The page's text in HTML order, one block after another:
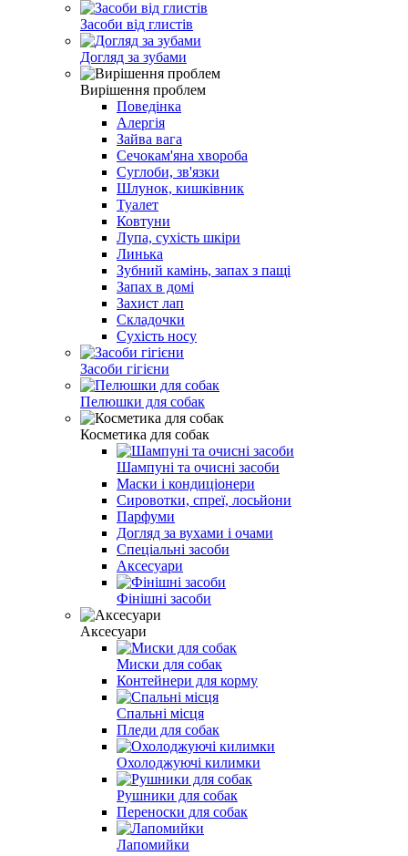
Засоби від глистів
Догляд за зубами
Вирішення проблем
Поведінка
Алергія
Зайва вага
Сечокам'яна хвороба
Суглоби, зв'язки
Шлунок, кишківник
Туалет
Ковтуни
Лупа, сухість шкіри
Линька
Зубний камінь, запах з пащі
Запах в домі
Захист лап
Складочки
Сухість носу
Засоби гігієни
Пелюшки для собак
Косметика для собак
Шампуні та очисні засоби
Маски і кондиціонери
Сировотки, спреї, лосьйони
Парфуми
Догляд за вухами і очами
Спеціальні засоби
Аксесуари
Фінішні засоби
Аксесуари
Миски для собак
Контейнери для корму
Спальні місця
Пледи для собак
Охолоджуючі килимки
Рушники для собак
Переноски для собак
Лапомийки